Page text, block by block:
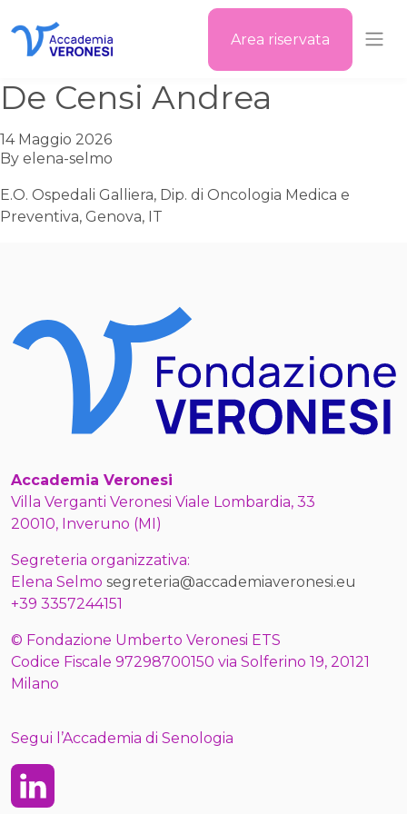
Area riservata
De Censi Andrea
14 Maggio 2026
By elena-selmo
E.O. Ospedali Galliera, Dip. di Oncologia Medica e
Preventiva, Genova, IT
Accademia Veronesi
Villa Verganti Veronesi Viale Lombardia, 33
20010, Inveruno (MI)
Segreteria organizzativa:
Elena Selmo segreteria@accademiaveronesi.eu
+39 3357244151
© Fondazione Umberto Veronesi ETS
Codice Fiscale 97298700150 via Solferino 19, 20121
Milano
Segui l’Accademia di Senologia
Linkedin